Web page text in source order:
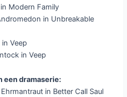
Modern Family
in Unbreakable
Veep
in Veep
een dramaserie:
in Better Call Saul